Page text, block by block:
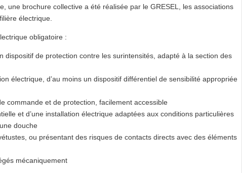
une brochure collective a été réalisée par le GRESEL, les associations
électrique.
obligatoire :
dispositif de protection contre les surintensités, adapté à la section des
électrique, d’au moins un dispositif différentiel de sensibilité appropriée
commande et de protection, facilement accessible
et d’une installation électrique adaptées aux conditions particulières
douche
ou présentant des risques de contacts directs avec des éléments
mécaniquement